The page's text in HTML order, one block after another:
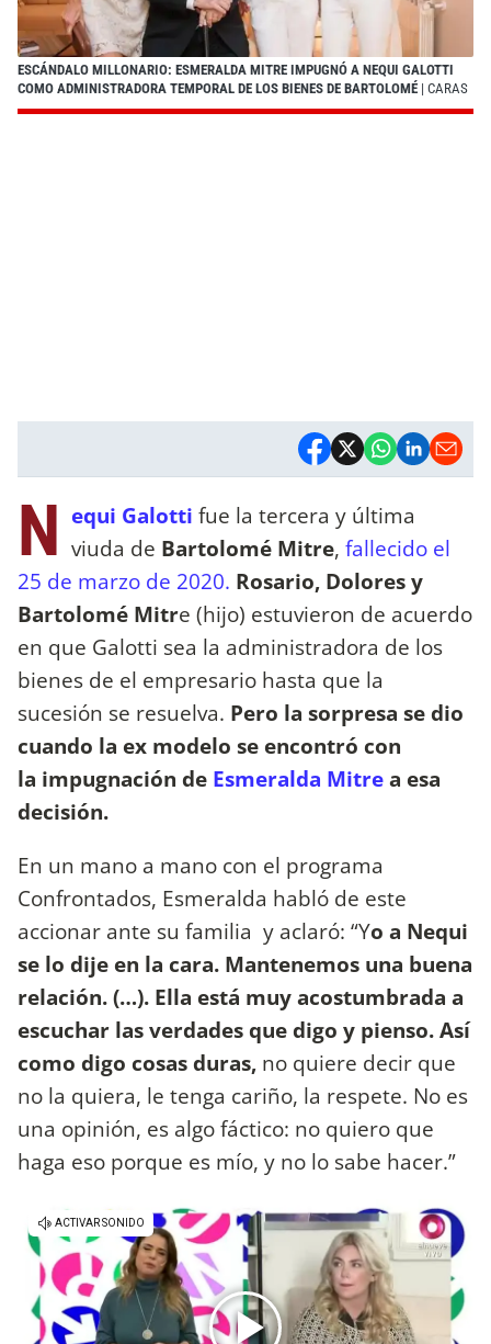
ESCÁNDALO MILLONARIO: ESMERALDA MITRE IMPUGNÓ A NEQUI GALOTTI
COMO ADMINISTRADORA TEMPORAL DE LOS BIENES DE BARTOLOMÉ | CARAS
N equi Galotti fue la tercera y última
viuda de Bartolomé Mitre, fallecido el
25 de marzo de 2020. Rosario, Dolores y
Bartolomé Mitre (hijo) estuvieron de acuerdo
en que Galotti sea la administradora de los
bienes de el empresario hasta que la
sucesión se resuelva. Pero la sorpresa se dio
cuando la ex modelo se encontró con
la impugnación de Esmeralda Mitrea esa
decisión.
En un mano a mano con el programa
Confrontados, Esmeralda habló de este
accionar ante su familia y aclaró: “Yo a Nequi
se lo dije en la cara. Mantenemos una buena
relación. (…). Ella está muy acostumbrada a
escuchar las verdades que digo y pienso. Así
como digo cosas duras, no quiere decir que
no la quiera, le tenga cariño, la respete. No es
una opinión, es algo fáctico: no quiero que
haga eso porque es mío, y no lo sabe hacer.”